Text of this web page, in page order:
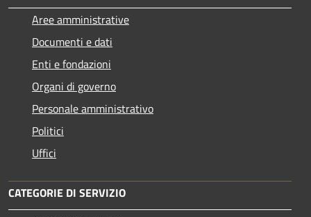
Aree amministrative
Documenti e dati
Enti e fondazioni
Organi di governo
Personale amministrativo
Politici
Uffici
CATEGORIE DI SERVIZIO